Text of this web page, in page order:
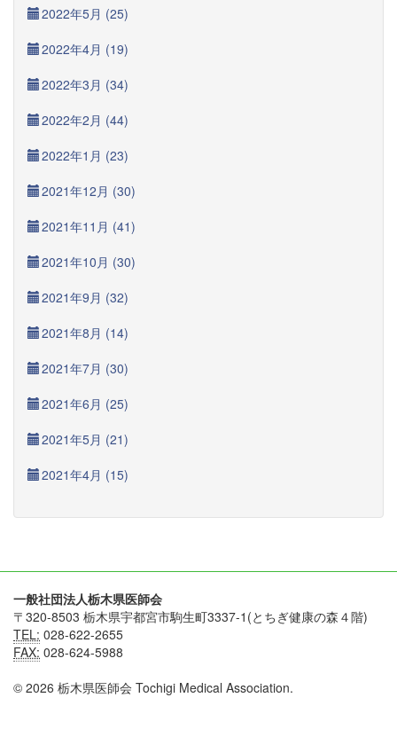
2022年5月 (25)
2022年4月 (19)
2022年3月 (34)
2022年2月 (44)
2022年1月 (23)
2021年12月 (30)
2021年11月 (41)
2021年10月 (30)
2021年9月 (32)
2021年8月 (14)
2021年7月 (30)
2021年6月 (25)
2021年5月 (21)
2021年4月 (15)
一般社団法人栃木県医師会
〒320-8503 栃木県宇都宮市駒生町3337-1(とちぎ健康の森４階)
TEL: 028-622-2655
FAX: 028-624-5988
© 2026 栃木県医師会 Tochigi Medical Association.